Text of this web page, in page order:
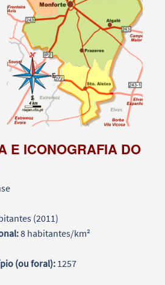
E ICONOGRAFIA DO
(2011)
8 habitantes/km²
(ou foral): 1257